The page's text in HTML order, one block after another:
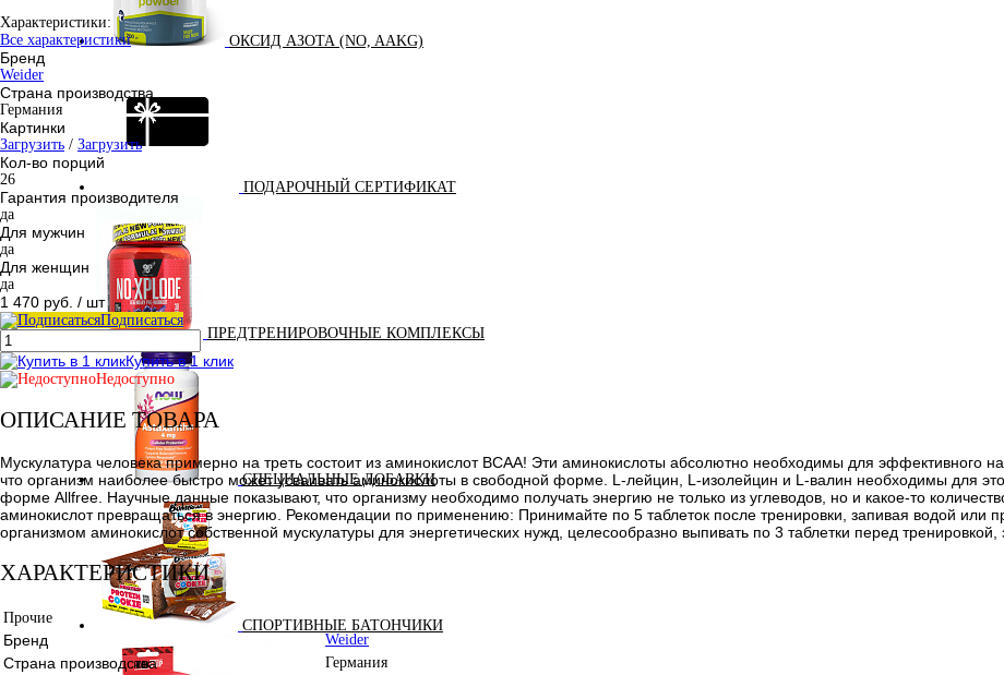
ОКСИД АЗОТА (NO, AAKG)
ПОДАРОЧНЫЙ СЕРТИФИКАТ
ПРЕДТРЕНИРОВОЧНЫЕ КОМПЛЕКСЫ
СПЕЦИАЛЬНЫЕ ДОБАВКИ
СПОРТИВНЫЕ БАТОНЧИКИ
Характеристики:
Все характеристики
Бренд
Weider
Страна производства
Германия
Картинки
Загрузить / Загрузить
Кол-во порций
26
Гарантия производителя
да
Для мужчин
да
Для женщин
да
1 470 руб. / шт
Подписаться
Купить в 1 клик
Недоступно
ОПИСАНИЕ ТОВАРА
Мускулатура человека примерно на треть состоит из аминокислот ВСАА! Эти аминокислоты абсолютно необходимы для эффективного
что организм наиболее быстро может усваивать аминокислоты в свободной форме. L-лейцин, L-изолейцин и L-валин необходимы для
форме Allfree. Научные данные показывают, что организму необходимо получать энергию не только из углеводов, но и какое-то
аминокислот превращаться в энергию. Рекомендации по применению: Принимайте по 5 таблеток после тренировки, запивая водой или
организмом аминокислот собственной мускулатуры для энергетических нужд, целесообразно выпивать по 3 таблетки перед тренировкой,
ХАРАКТЕРИСТИКИ
Прочие
Бренд Weider
Страна производства Германия